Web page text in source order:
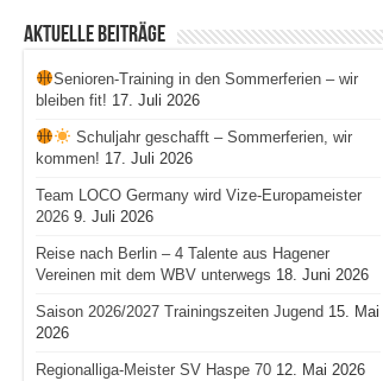
Aktuelle Beiträge
Senioren-Training in den Sommerferien – wir
bleiben fit! 17. Juli 2026
Schuljahr geschafft – Sommerferien, wir
kommen! 17. Juli 2026
Team LOCO Germany wird Vize-Europameister
2026 9. Juli 2026
Reise nach Berlin – 4 Talente aus Hagener
Vereinen mit dem WBV unterwegs 18. Juni 2026
Saison 2026/2027 Trainingszeiten Jugend 15. Mai
2026
Regionalliga-Meister SV Haspe 70 12. Mai 2026